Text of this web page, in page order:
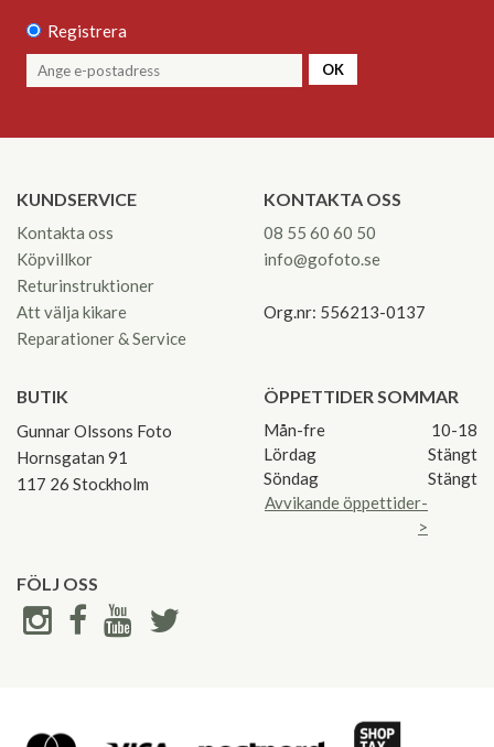
Registrera
OK
KUNDSERVICE
Kontakta oss
Köpvillkor
Returinstruktioner
Att välja kikare
Reparationer & Service
KONTAKTA OSS
08 55 60 60 50
info@gofoto.se
Org.nr: 556213-0137
BUTIK
Gunnar Olssons Foto
Hornsgatan 91
117 26 Stockholm
ÖPPETTIDER SOMMAR
Mån-fre
10-18
Lördag
Stängt
Söndag
Stängt
Avvikande öppettider-
>
FÖLJ OSS